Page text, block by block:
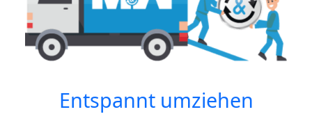
Entspannt umziehen